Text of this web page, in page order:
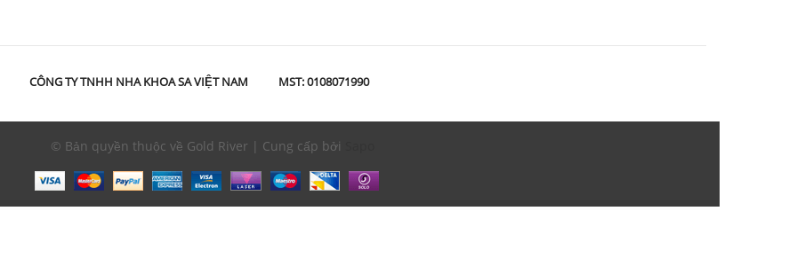
CÔNG TY TNHH NHA KHOA SA VIỆT NAM MST: 0108071990
© Bản quyền thuộc về Gold River | Cung cấp bởi